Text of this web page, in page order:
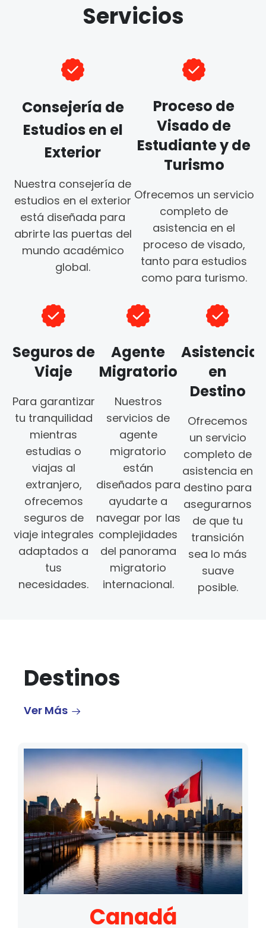
Servicios
Consejería de
Estudios en el
Exterior
Nuestra consejería de
estudios en el exterior
está diseñada para
abrirte las puertas del
mundo académico
global.
Proceso de
Visado de
Estudiante y de
Turismo
Ofrecemos un servicio
completo de
asistencia en el
proceso de visado,
tanto para estudios
como para turismo.
Seguros de
Viaje
Para garantizar
tu tranquilidad
mientras
estudias o
viajas al
extranjero,
ofrecemos
seguros de
viaje integrales
adaptados a
tus
necesidades.
Agente
Migratorio
Nuestros
servicios de
agente
migratorio
están
diseñados para
ayudarte a
navegar por las
complejidades
del panorama
migratorio
internacional.
Asistencia
en
Destino
Ofrecemos
un servicio
completo de
asistencia en
destino para
asegurarnos
de que tu
transición
sea lo más
suave
posible.
Destinos
Ver Más
Canadá